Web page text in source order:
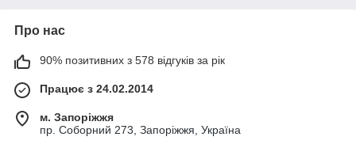
Про нас
90% позитивних з 578 відгуків за рік
Працює з 24.02.2014
м. Запоріжжя
пр. Соборний 273, Запоріжжя, Україна